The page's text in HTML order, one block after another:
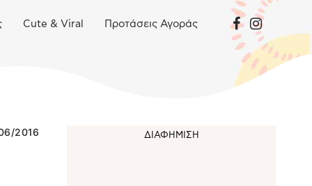
Cute & Viral Προτάσεις Αγοράς
2016